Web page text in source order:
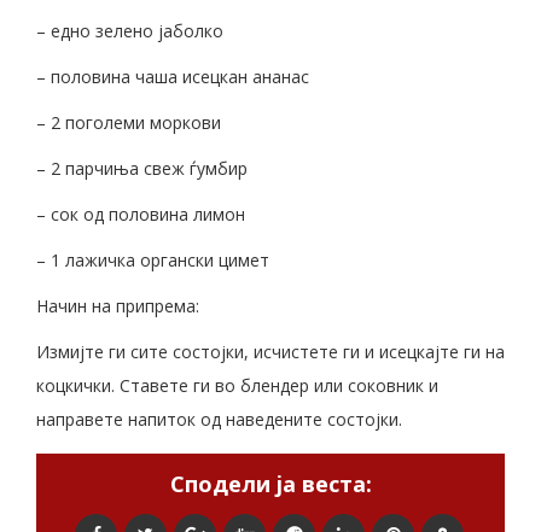
– едно зелено јаболко
– половина чаша исецкан ананас
– 2 поголеми моркови
– 2 парчиња свеж ѓумбир
– сок од половина лимон
– 1 лажичка органски цимет
Начин на припрема:
Измијте ги сите состојки, исчистете ги и исецкајте ги на
коцкички. Ставете ги во блендер или соковник и
направете напиток од наведените состојки.
Сподели ја веста: